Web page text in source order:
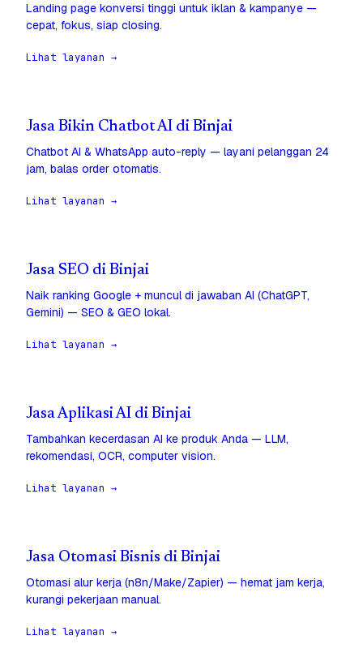
Landing page konversi tinggi untuk iklan & kampanye —
cepat, fokus, siap closing.
Lihat layanan →
Jasa Bikin Chatbot AI di Binjai
Chatbot AI & WhatsApp auto-reply — layani pelanggan 24
jam, balas order otomatis.
Lihat layanan →
Jasa SEO di Binjai
Naik ranking Google + muncul di jawaban AI (ChatGPT,
Gemini) — SEO & GEO lokal.
Lihat layanan →
Jasa Aplikasi AI di Binjai
Tambahkan kecerdasan AI ke produk Anda — LLM,
rekomendasi, OCR, computer vision.
Lihat layanan →
Jasa Otomasi Bisnis di Binjai
Otomasi alur kerja (n8n/Make/Zapier) — hemat jam kerja,
kurangi pekerjaan manual.
Lihat layanan →